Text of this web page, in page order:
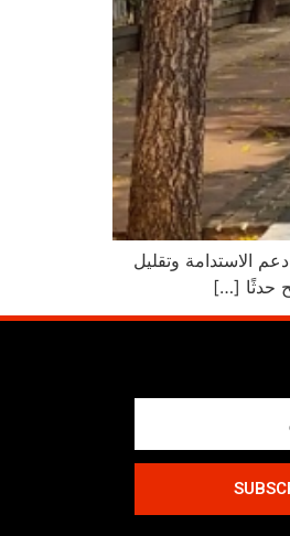
الاستدامة وتقليل
حدثًا […]